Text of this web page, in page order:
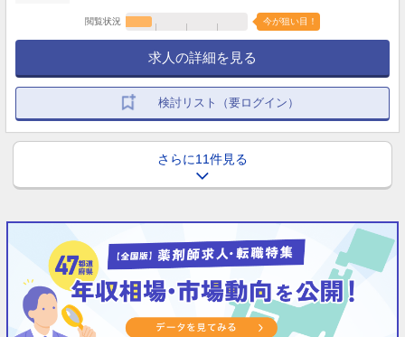
閲覧状況 今が狙い目！
求人の詳細を見る
検討リスト（要ログイン）
さらに11件見る